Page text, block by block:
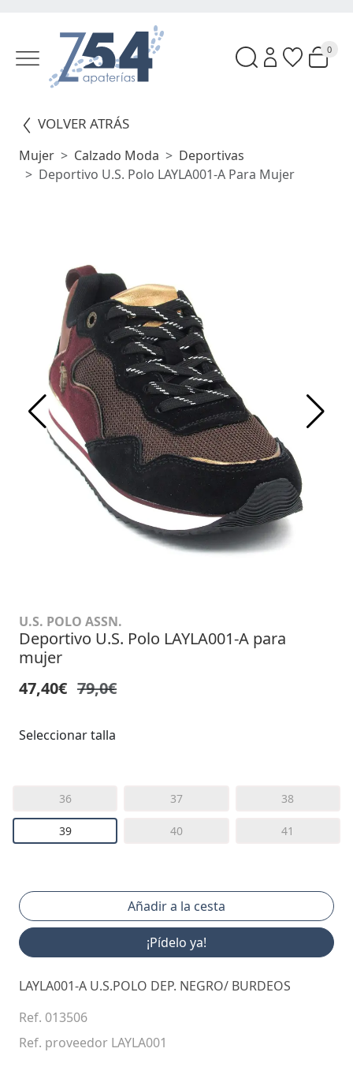
0
VOLVER ATRÁS
Mujer Calzado Moda
Deportivas
Deportivo U.S. Polo LAYLA001-A Para Mujer
U.S. POLO ASSN.
Deportivo U.S. Polo LAYLA001-A para
mujer
47,40€ 79,0€
Seleccionar talla
36 37 38
39 40 41
¡Pídelo ya!
LAYLA001-A U.S.POLO DEP. NEGRO/ BURDEOS
Ref. 013506
Ref. proveedor LAYLA001